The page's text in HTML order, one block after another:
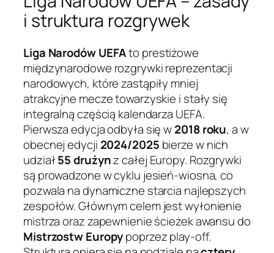
i struktura rozgrywek
Liga Narodów UEFAto prestiżowe
międzynarodowe rozgrywki reprezentacji
narodowych, które zastąpiły mniej
atrakcyjne mecze towarzyskie i stały się
integralną częścią kalendarza UEFA.
Pierwsza edycja odbyła się w2018 roku, a w
obecnej edycji 2024/2025 bierze w nich
udział55 drużynz całej Europy. Rozgrywki
są prowadzone w cyklu jesień-wiosna, co
pozwala na dynamiczne starcia najlepszych
zespołów. Głównym celem jest wyłonienie
mistrza oraz zapewnienie ścieżek awansu do
Mistrzostw Europypoprzez play-off.